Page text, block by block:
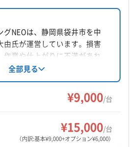
菊川市 袋井市
天竜区 浜松市浜名区 周智郡森町
グNEOは、静岡県袋井市を中
由氏が運営しています。損害
作業や仕上がりに不満があれ
。基本料金は1台9,000円から
きエアコンは6,000円のオプシ
寧な作業とアフターフォロー
ン環境を提供します。
全部見る
¥9,000/台
¥15,000/台
（内訳:基本¥9,000+オプション¥6,000）